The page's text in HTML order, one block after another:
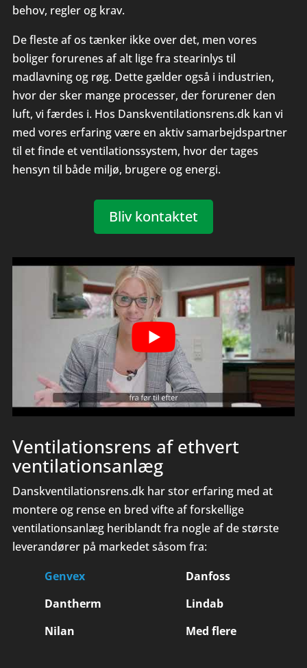
behov, regler og krav.
De fleste af os tænker ikke over det, men vores
boliger forurenes af alt lige fra stearinlys til
madlavning og røg. Dette gælder også i industrien,
hvor der sker mange processer, der forurener den
luft, vi færdes i. Hos Danskventilationsrens.dk kan vi
med vores erfaring være en aktiv samarbejdspartner
til et finde et ventilationssystem, hvor der tages
hensyn til både miljø, brugere og energi.
Bliv kontaktet
Ventilationsrens af ethvert
ventilationsanlæg
Danskventilationsrens.dk har stor erfaring med at
montere og rense en bred vifte af forskellige
ventilationsanlæg heriblandt fra nogle af de største
leverandører på markedet såsom fra:
Genvex
Danfoss
Dantherm
Lindab
Nilan
Med flere